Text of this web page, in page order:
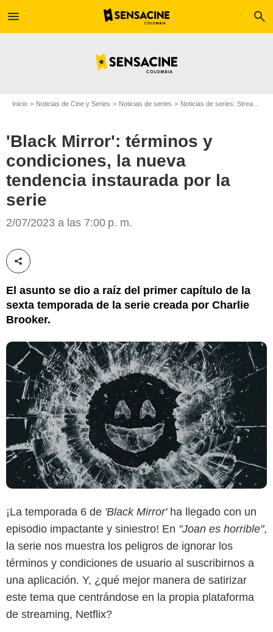
menu search
Inicio Noticias de Cine y Series Noticias de series Noticias de series: Streaming
'Black Mirror': términos y
condiciones, la nueva
tendencia instaurada por la
serie
2/07/2023 a las 7:00 p. m.
Compartir esta noticia
El asunto se dio a raíz del primer capítulo de la
sexta temporada de la serie creada por Charlie
Brooker.
¡La temporada 6 de 'Black Mirror'ha llegado con un
episodio impactante y siniestro! En "Joan es horrible",
la serie nos muestra los peligros de ignorar los
términos y condiciones de usuario al suscribirnos a
una aplicación. Y, ¿qué mejor manera de satirizar
este tema que centrándose en la propia plataforma
de streaming, Netflix?